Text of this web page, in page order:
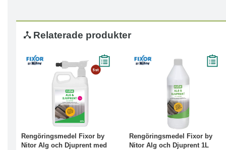
Relaterade produkter
Rengöringsmedel Fixor by
Nitor Alg och Djuprent med
Läs mer
Rengöringsmedel Fixor by
Nitor Alg och Djuprent 1L